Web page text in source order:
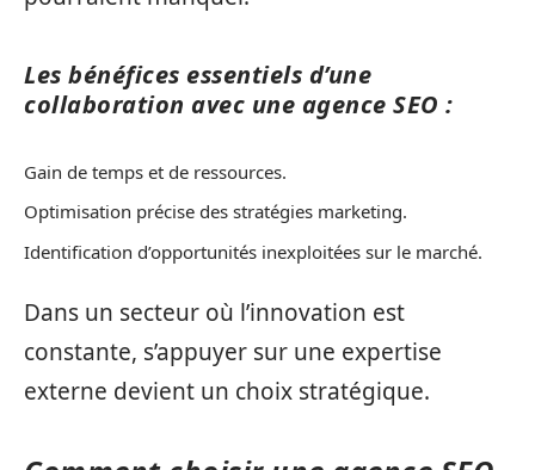
Les bénéfices essentiels d’une
collaboration avec une agence SEO :
Gain de temps et de ressources.
Optimisation précise des stratégies marketing.
Identification d’opportunités inexploitées sur le marché.
Dans un secteur où l’innovation est
constante, s’appuyer sur une expertise
externe devient un choix stratégique.